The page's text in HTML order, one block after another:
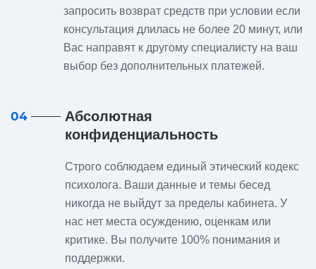
запросить возврат средств при условии если
консультация длилась не более 20 минут, или
Вас направят к другому специалисту на ваш
выбор без дополнительных платежей.
04
Абсолютная
конфиденциальность
Строго соблюдаем единый этический кодекс
психолога. Ваши данные и темы бесед
никогда не выйдут за пределы кабинета. У
нас нет места осуждению, оценкам или
критике. Вы получите 100% понимания и
поддержки.